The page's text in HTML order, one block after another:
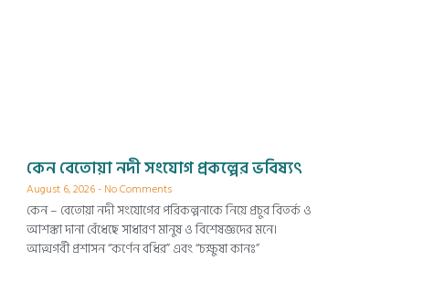
কেন বেতোয়া নদী সংযোগ প্রকল্পের ভবিষ্যৎ
August 6, 2026 No Comments
কেন – বেতোয়া নদী সংযোগের পরিকল্পনাকে নিয়ে প্রচুর বিতর্ক ও
আশঙ্কা দানা বেঁধেছে সাধারণ মানুষ ও বিশেষজ্ঞদের মনে।
আত্মগর্বী প্রশাসন “কর্ণেন বধির” এবং “চক্ষুষা কানঃ”